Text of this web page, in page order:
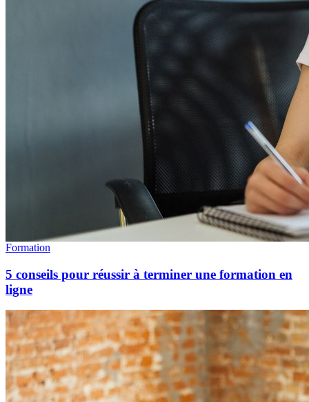
Formation
5 conseils pour réussir à terminer une formation en
ligne